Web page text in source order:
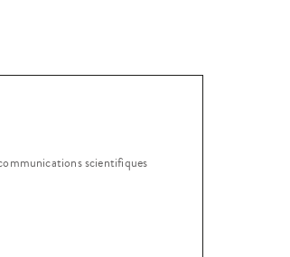
scientifiques